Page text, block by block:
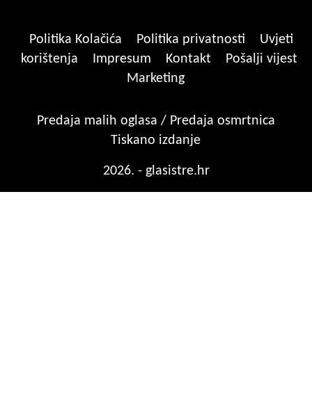
Politika Kolačića Politika privatnosti
Uvjeti
korištenja
Impresum Kontakt
Pošalji vijest
Marketing
Predaja malih oglasa / Predaja osmrtnica
Tiskano izdanje
2026. - glasistre.hr